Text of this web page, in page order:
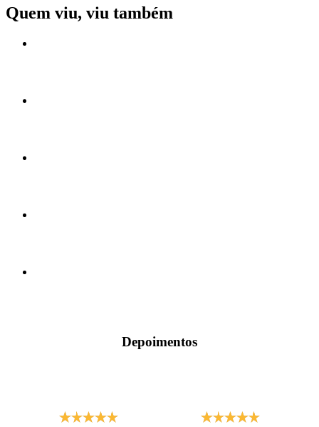
Quem viu, viu também
Depoimentos